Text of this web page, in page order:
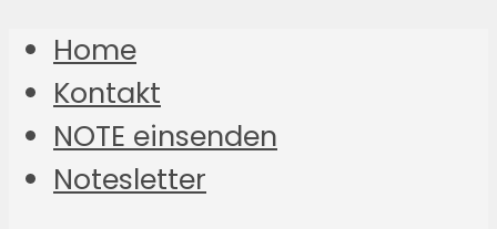
Home
Kontakt
NOTE einsenden
Notesletter